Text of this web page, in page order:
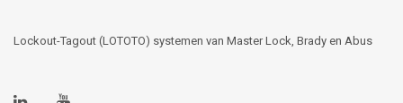
Lockout-Tagout (LOTOTO) systemen van Master Lock, Brady en Abus